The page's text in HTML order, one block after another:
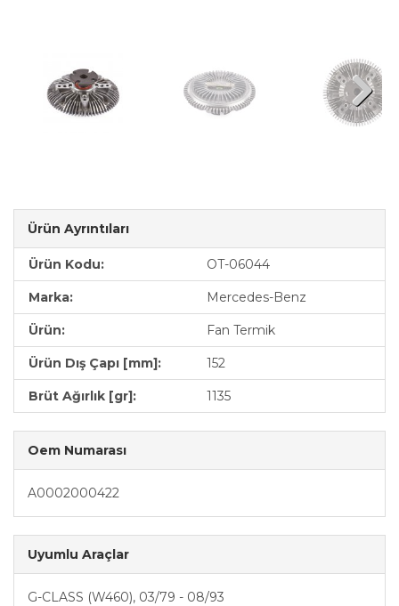
Ürün Ayrıntıları
Ürün Kodu: OT-06044
Marka: Mercedes-Benz
Ürün: Fan Termik
Ürün Dış Çapı [mm]: 152
Brüt Ağırlık [gr]: 1135
Oem Numarası
A0002000422
Uyumlu Araçlar
G-CLASS (W460), 03/79 - 08/93